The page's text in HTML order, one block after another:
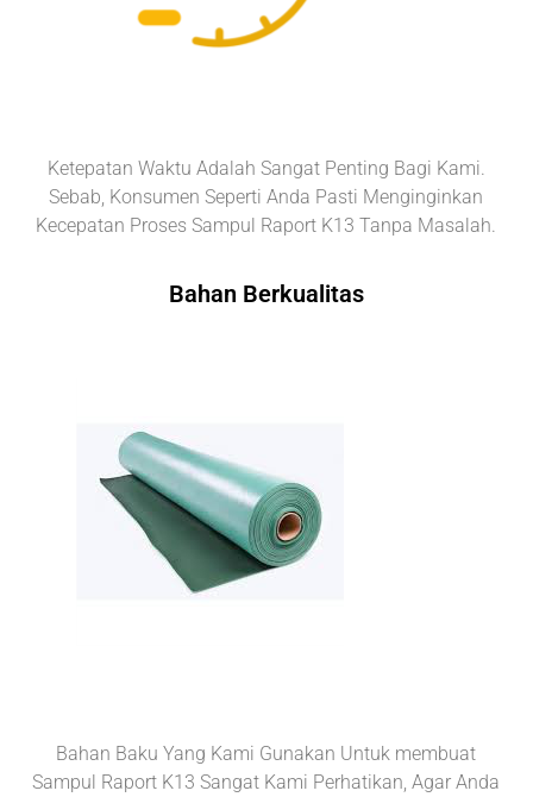
Ketepatan Waktu Adalah Sangat Penting Bagi Kami.
Sebab, Konsumen Seperti Anda Pasti Menginginkan
Kecepatan Proses Sampul Raport K13 Tanpa Masalah.
Bahan Berkualitas
Bahan Baku Yang Kami Gunakan Untuk membuat
Sampul Raport K13 Sangat Kami Perhatikan, Agar Anda